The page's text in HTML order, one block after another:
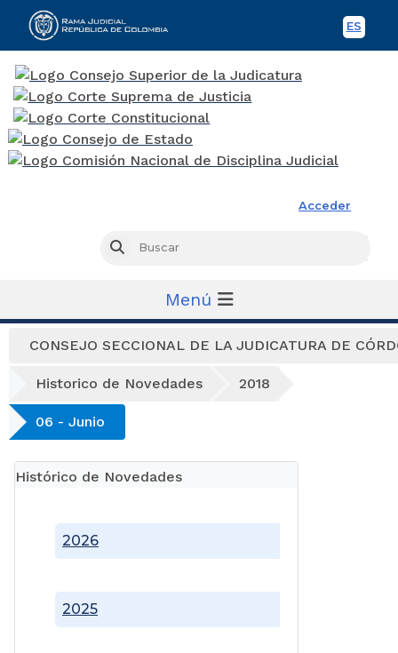
ES
Acceder
Buscar
Menú
CONSEJO SECCIONAL DE LA JUDICATURA DE
Historico de Novedades 2018
06 - Junio
Histórico de Novedades
2025
2026